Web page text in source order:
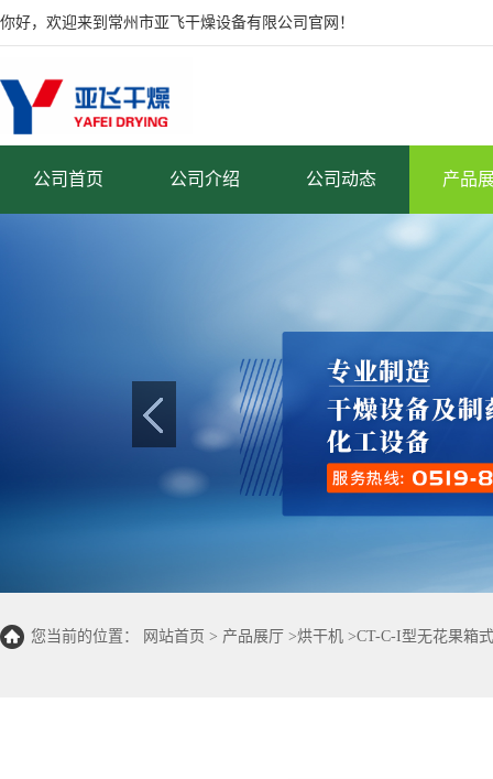
你好，欢迎来到常州市亚飞干燥设备有限公司官网！
公司首页 公司介绍 公司动态 产品
您当前的位置： 网站首页 > 产品展厅 >烘干机 >CT-C-I型无花果箱